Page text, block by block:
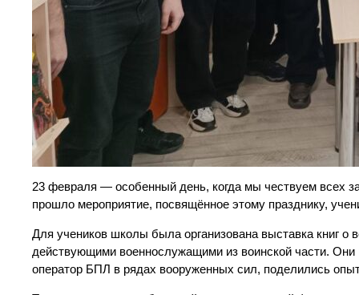
23 февраля — особенный день, когда мы чествуем всех
прошло мероприятие, посвящённое этому празднику,
Для учеников школы была организована выставка книг о
действующими военнослужащими из воинской части.
оператор БПЛ в рядах вооруженных сил, поделились